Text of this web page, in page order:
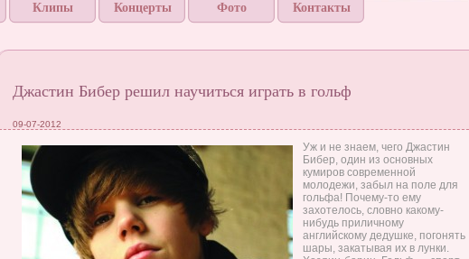
Клипы Концерты Фото Контакты
Джастин Бибер решил научиться играть в гольф
09-07-2012
Уж и не знаем, чего Джастин
Бибер, один из основных
кумиров современной
молодежи, забыл на поле для
гольфа! Почему-то ему
захотелось, словно какому-
нибудь приличному
английскому дедушке, погонять
шары, закатывая их в лунки.